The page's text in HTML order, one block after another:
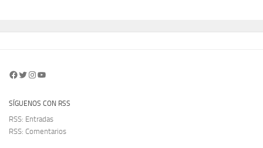
Facebook
Twitter
Instagram
YouTube
SÍGUENOS CON RSS
RSS: Entradas
RSS: Comentarios